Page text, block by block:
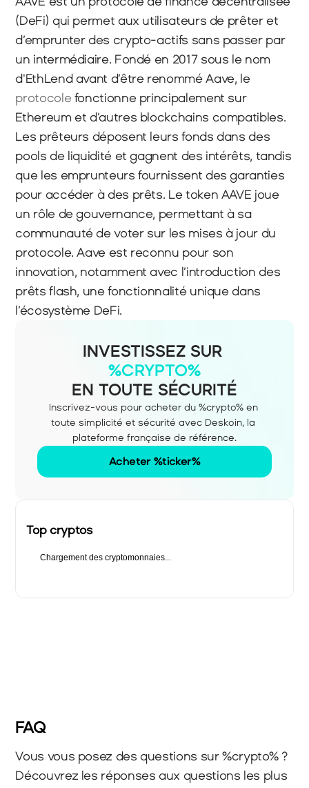
(DeFi) qui permet aux utilisateurs de prêter et
d’emprunter des crypto-actifs sans passer par
un intermédiaire. Fondé en 2017 sous le nom
d'EthLend avant d’être renommé Aave, le
protocole fonctionne principalement sur
Ethereum et d’autres blockchains compatibles.
Les prêteurs déposent leurs fonds dans des
pools de liquidité et gagnent des intérêts, tandis
que les emprunteurs fournissent des garanties
pour accéder à des prêts. Le token AAVE joue
un rôle de gouvernance, permettant à sa
communauté de voter sur les mises à jour du
protocole. Aave est reconnu pour son
innovation, notamment avec l’introduction des
prêts flash, une fonctionnalité unique dans
l’écosystème DeFi.
INVESTISSEZ SUR
%CRYPTO%
EN TOUTE SÉCURITÉ
Inscrivez-vous pour acheter du %crypto% en
toute simplicité et sécurité avec Deskoin, la
plateforme française de référence.
Acheter %ticker%
Top cryptos
Chargement des cryptomonnaies...
FAQ
Vous vous posez des questions sur %crypto% ?
Découvrez les réponses aux questions les plus